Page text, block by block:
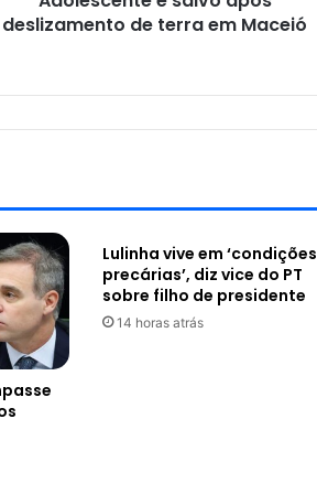
deslizamento de terra em Maceió
Lulinha vive em ‘condições
precárias’, diz vice do PT
sobre filho de presidente
14 horas atrás